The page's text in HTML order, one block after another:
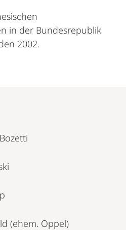
in der Bundesrepublik
2002.
(ehem. Oppel)